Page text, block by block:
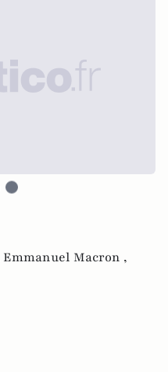
Emmanuel Macron ,